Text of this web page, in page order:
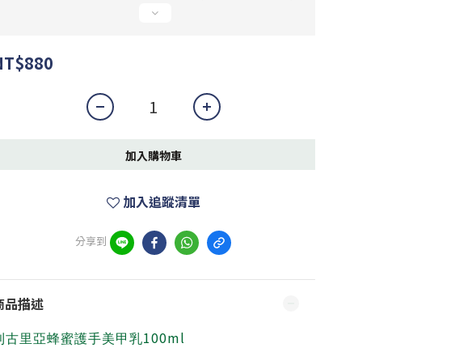
加入購物車
加入追蹤清單
分享到
品描述
古里亞蜂蜜護手美甲乳100ml